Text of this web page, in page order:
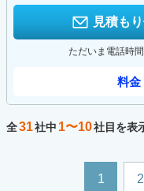
見積も
ただいま電話時
料金
全31社中 1〜10社目を表
1 2